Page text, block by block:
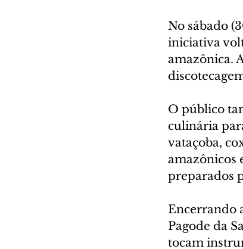
No sábado
iniciativa
amazônica.
O público
culinária
vataçoba,
amazônicos
preparados
Encerrando
Pagode da
tocam